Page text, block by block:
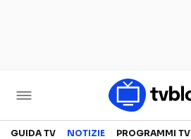
Televisione
GUIDA TV NOTIZIE PROGRAMMI TV